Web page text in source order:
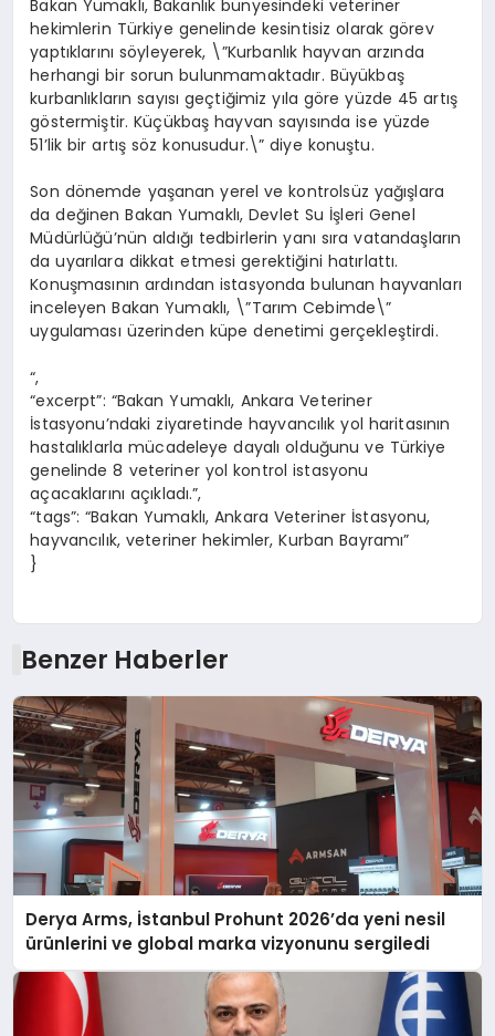
Bakan Yumaklı, Bakanlık bünyesindeki veteriner
hekimlerin Türkiye genelinde kesintisiz olarak görev
yaptıklarını söyleyerek, \”Kurbanlık hayvan arzında
herhangi bir sorun bulunmamaktadır. Büyükbaş
kurbanlıkların sayısı geçtiğimiz yıla göre yüzde 45 artış
göstermiştir. Küçükbaş hayvan sayısında ise yüzde
51’lik bir artış söz konusudur.\” diye konuştu.
Son dönemde yaşanan yerel ve kontrolsüz yağışlara
da değinen Bakan Yumaklı, Devlet Su İşleri Genel
Müdürlüğü’nün aldığı tedbirlerin yanı sıra vatandaşların
da uyarılara dikkat etmesi gerektiğini hatırlattı.
Konuşmasının ardından istasyonda bulunan hayvanları
inceleyen Bakan Yumaklı, \”Tarım Cebimde\”
uygulaması üzerinden küpe denetimi gerçekleştirdi.
“,
“excerpt”: “Bakan Yumaklı, Ankara Veteriner
İstasyonu’ndaki ziyaretinde hayvancılık yol haritasının
hastalıklarla mücadeleye dayalı olduğunu ve Türkiye
genelinde 8 veteriner yol kontrol istasyonu
açacaklarını açıkladı.”,
“tags”: “Bakan Yumaklı, Ankara Veteriner İstasyonu,
hayvancılık, veteriner hekimler, Kurban Bayramı”
}
Benzer Haberler
Derya Arms, İstanbul Prohunt 2026’da yeni nesil
ürünlerini ve global marka vizyonunu sergiledi